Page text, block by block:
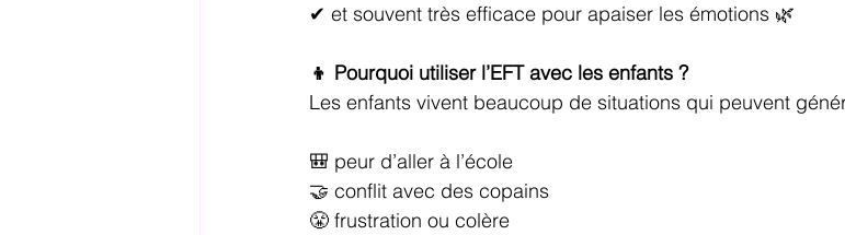
✔ et souvent très efficace pour apaiser les émotions 🌿
👦 Pourquoi utiliser l’EFT avec les enfants ?
Les enfants vivent beaucoup de situations qui peuvent
🎒 peur d’aller à l’école
🤝 conflit avec des copains
😤 frustration ou colère